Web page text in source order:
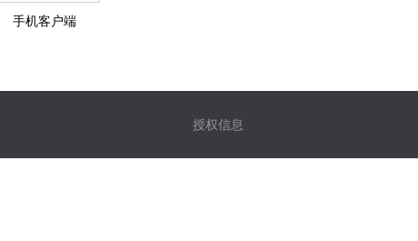
手机客户端
授权信息